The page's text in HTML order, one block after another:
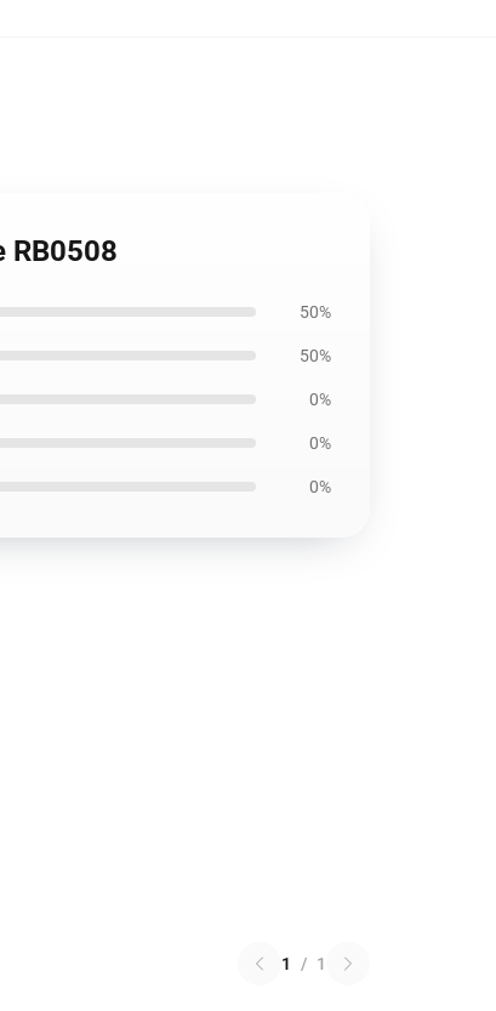
RB0508
50%
50%
0%
0%
0%
1 / 1